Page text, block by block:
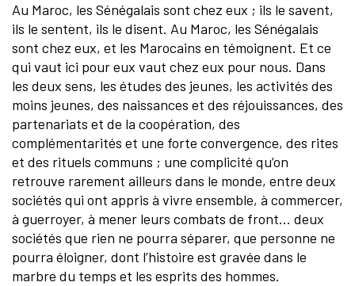
Au Maroc, les Sénégalais sont chez eux ; ils le savent,
ils le sentent, ils le disent. Au Maroc, les Sénégalais
sont chez eux, et les Marocains en témoignent. Et ce
qui vaut ici pour eux vaut chez eux pour nous. Dans
les deux sens, les études des jeunes, les activités des
moins jeunes, des naissances et des réjouissances, des
partenariats et de la coopération, des
complémentarités et une forte convergence, des rites
et des rituels communs ; une complicité qu’on
retrouve rarement ailleurs dans le monde, entre deux
sociétés qui ont appris à vivre ensemble, à commercer,
à guerroyer, à mener leurs combats de front… deux
sociétés que rien ne pourra séparer, que personne ne
pourra éloigner, dont l’histoire est gravée dans le
marbre du temps et les esprits des hommes.